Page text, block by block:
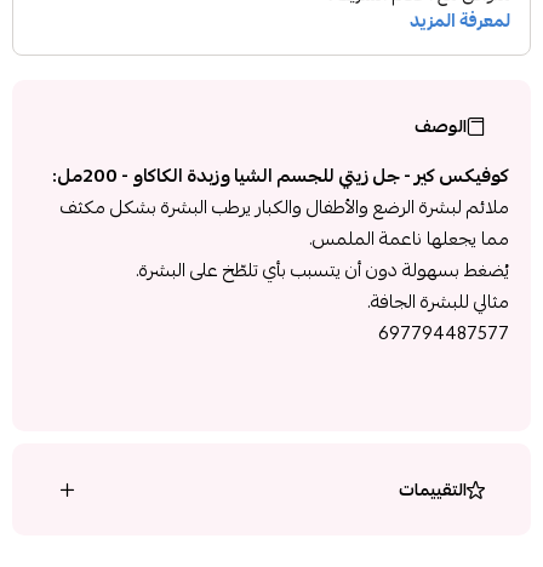
الوصف
كوفيكس كير - جل زيتي للجسم الشيا وزبدة الكاكاو - 200مل:
ملائم لبشرة الرضع والأطفال والكبار يرطب البشرة بشكل مكثف
مما يجعلها ناعمة الملمس.
يُضغط بسهولة دون أن يتسبب بأي تلطّخ على البشرة.
مثالي للبشرة الجافة.
697794487577
التقييمات